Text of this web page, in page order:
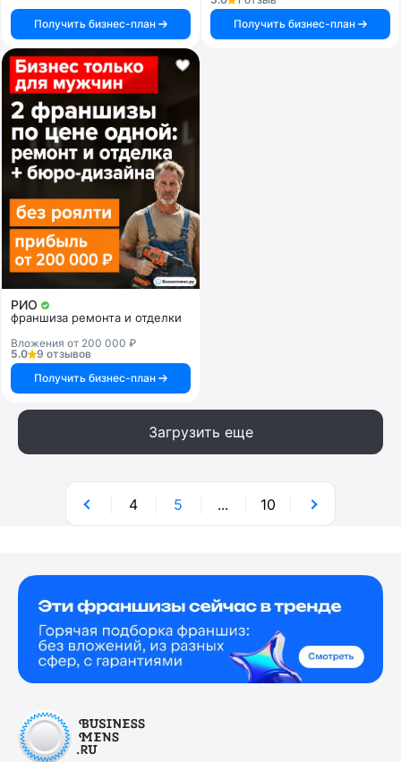
Получить бизнес-план
Получить бизнес-план
РИО
франшиза ремонта и отделки
Вложения от 200 000 ₽
5.0
9 отзывов
Получить бизнес-план
Загрузить еще
4 5 ... 10